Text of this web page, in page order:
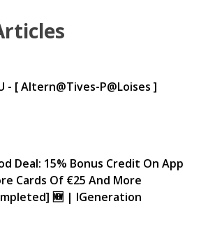
- [ Altern@tives-P@loises ]
Deal: 15% Bonus Credit On App
Cards Of €25 And More
🆕 | IGeneration